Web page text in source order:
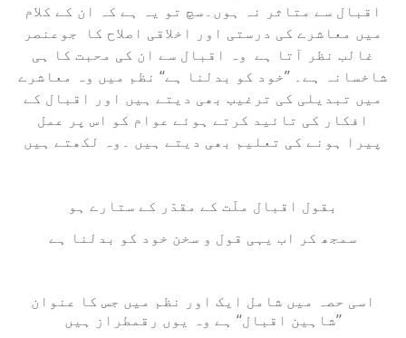
اقبال سے متاثر نہ ہوں۔سچ تو یہ ہے کہ ان کے کلام
میں معاشرے کی درستی اور اخلاقی اصلاح کا
جوعنصر
غالب نظر آتا ہے وہ اقبال سے ان کی محبت کا ہی
شاخسانہ ہے۔ ’’خود کو بدلنا ہے‘‘ نظم میں وہ معاشرے
میں تبدیلی کی ترغیب بھی دیتے ہیں اور اقبال کے
افکار کی تائید کرتے ہوئے عوام کو اس پر عمل
پیرا ہونے کی تعلیم بھی دیتے ہیں ۔وہ لکھتے ہیں
بقول اقبال ملّت کے مقدّر کے ستارے ہو
سمجھ کر اب یہی قول و سخن خود کو بدلنا ہے
اسی حصہ میں شامل ایک اور نظم میں جس کا عنوان
’’شاہین اقبال‘‘ ہے وہ یوں رقمطراز ہیں